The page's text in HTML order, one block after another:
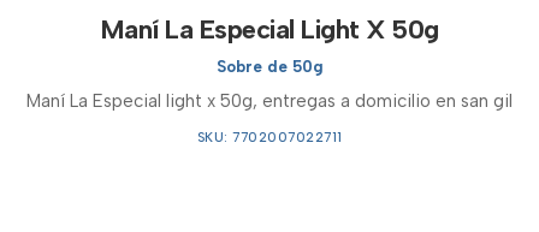
Maní La Especial Light X 50g
Sobre de 50g
Maní La Especial light x 50g, entregas a domicilio en san gil
SKU: 7702007022711